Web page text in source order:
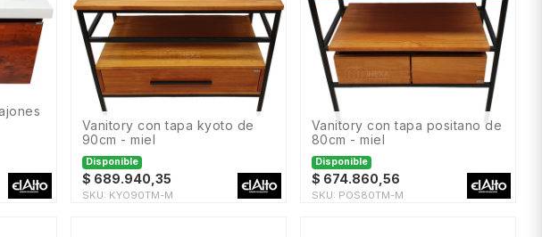
vanitory con tapa kyoto de
90cm - miel
Disponible
$ 689.940,35
SKU: KYO90TM-M
vanitory con tapa positano de
80cm - miel
Disponible
$ 674.860,56
SKU: POS80TM-M